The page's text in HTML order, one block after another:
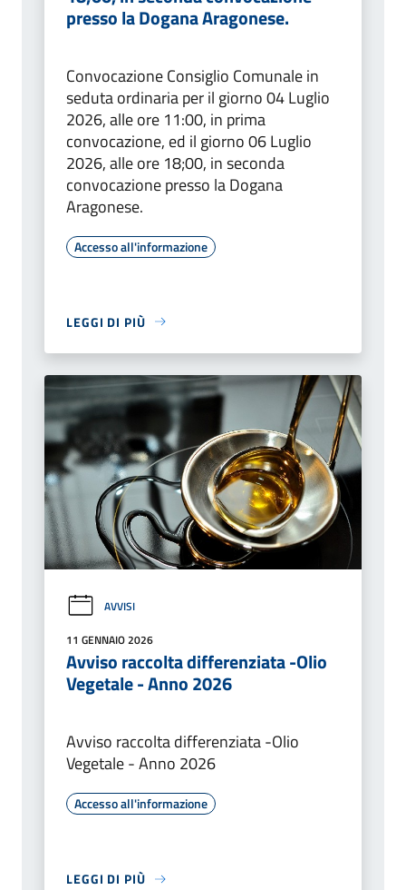
presso la Dogana Aragonese.
Convocazione Consiglio Comunale in
seduta ordinaria per il giorno 04 Luglio
2026, alle ore 11:00, in prima
convocazione, ed il giorno 06 Luglio
2026, alle ore 18;00, in seconda
convocazione presso la Dogana
Aragonese.
Accesso all'informazione
LEGGI DI PIÙ
AVVISI
11 GENNAIO 2026
Avviso raccolta differenziata -Olio
Vegetale - Anno 2026
Avviso raccolta differenziata -Olio
Vegetale - Anno 2026
Accesso all'informazione
LEGGI DI PIÙ